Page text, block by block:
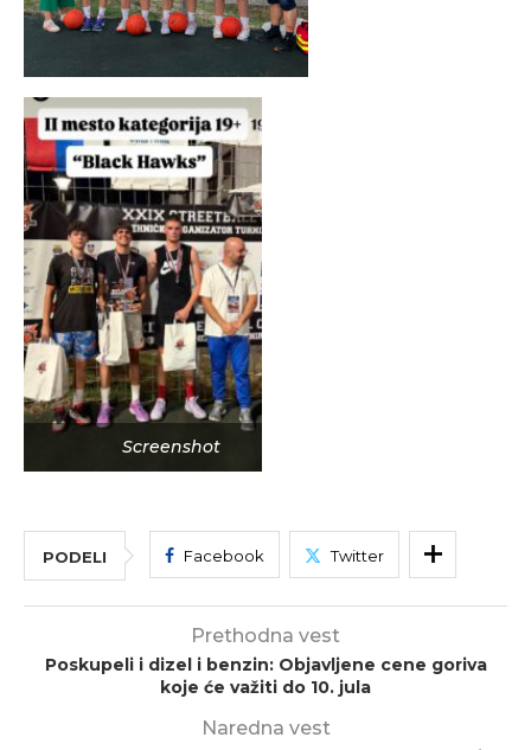
Screenshot
PODELI Facebook Twitter
Prethodna vest
Poskupeli i dizel i benzin: Objavljene cene goriva
koje će važiti do 10. jula
Naredna vest